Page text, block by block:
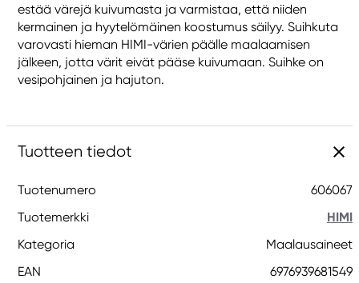
estää värejä kuivumasta ja varmistaa, että niiden
kermainen ja hyytelömäinen koostumus säilyy. Suihkuta
varovasti hieman HIMI-värien päälle maalaamisen
jälkeen, jotta värit eivät pääse kuivumaan. Suihke on
vesipohjainen ja hajuton.
Tuotteen tiedot
Tuotenumero
606067
Tuotemerkki
HIMI
Kategoria
Maalausaineet
EAN
6976939681549